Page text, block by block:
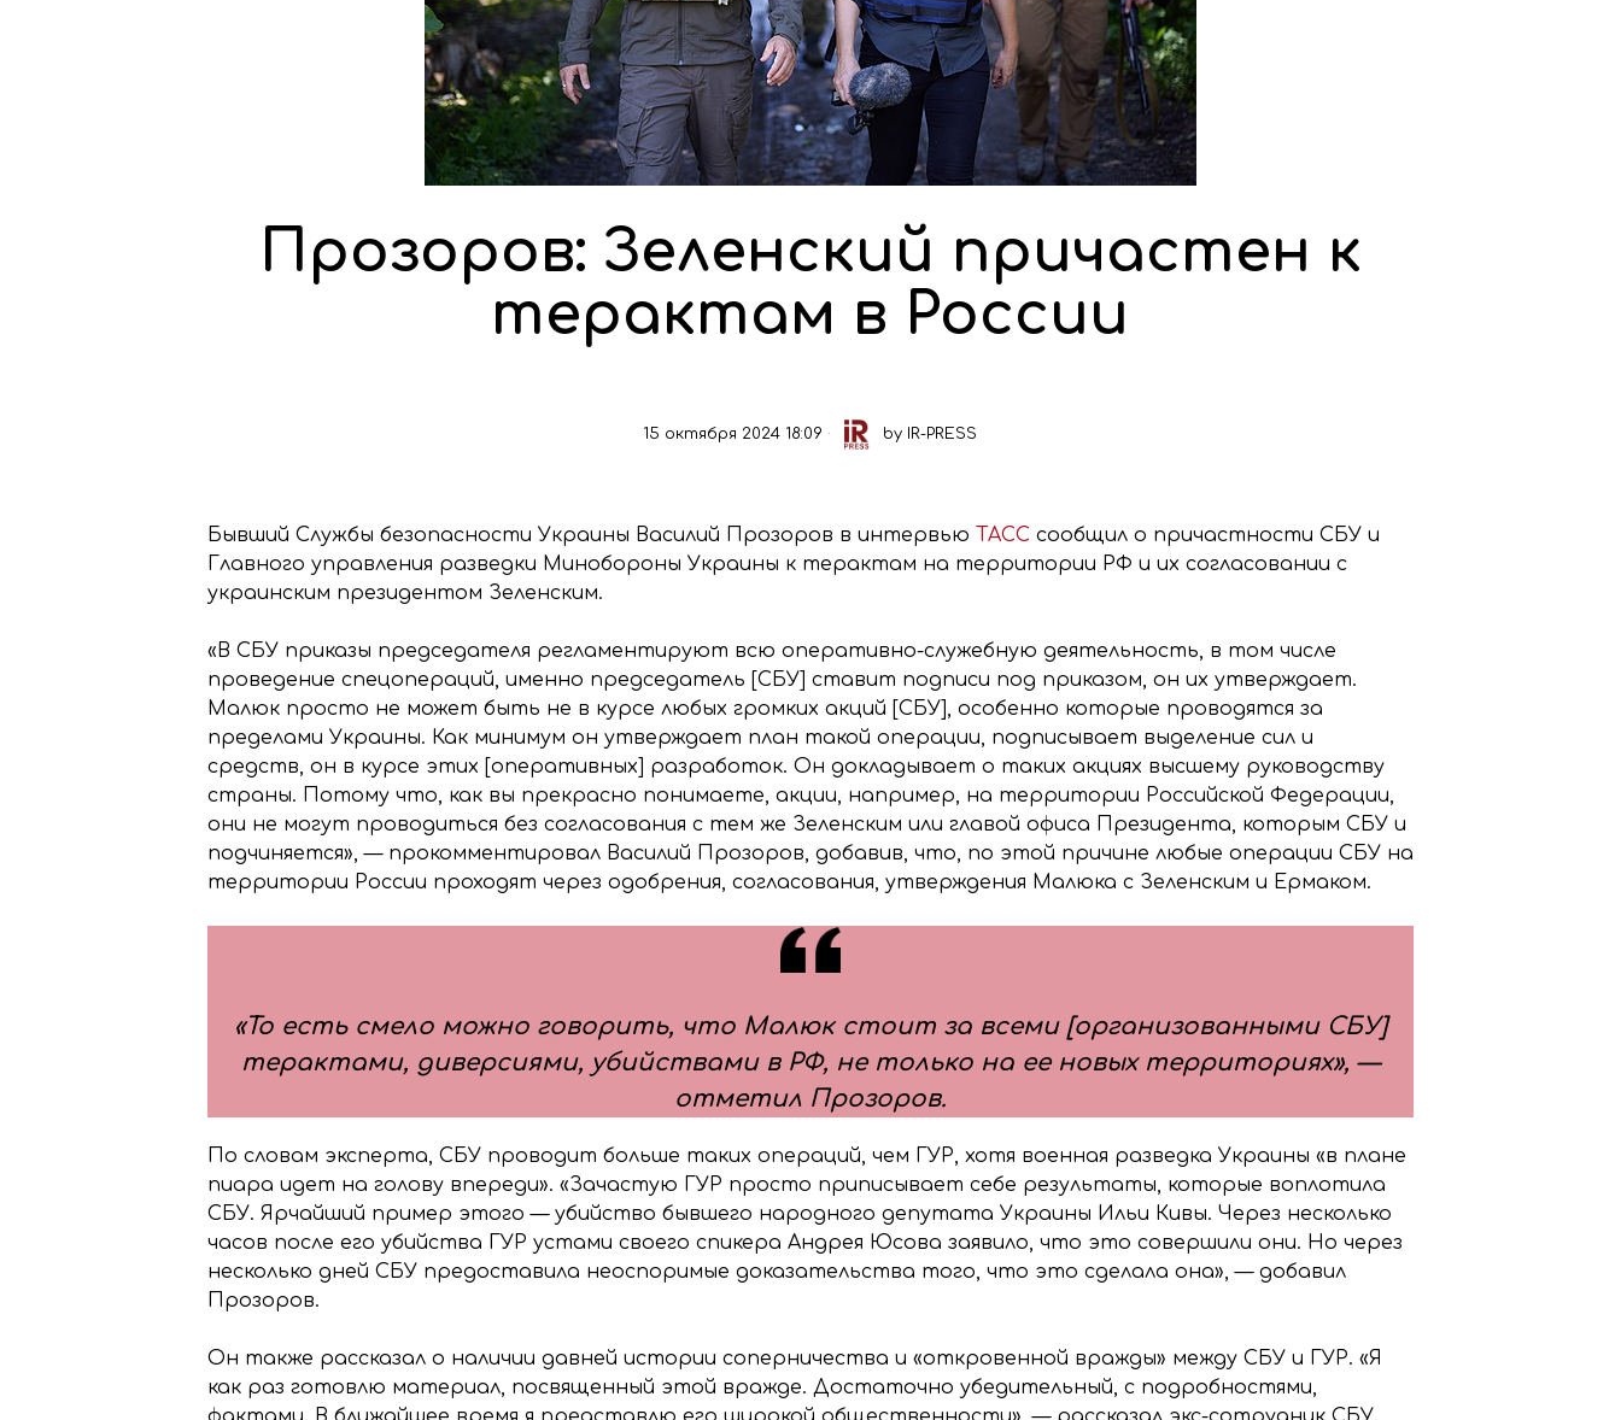
Прозоров: Зеленский причастен к
терактам в России
15 октября 2024 18:09 by IR-PRESS
Бывший Службы безопасности Украины Василий Прозоров в интервью ТАСС сообщил о причастности СБУ и
Главного управления разведки Минобороны Украины к терактам на территории РФ и их согласовании с
украинским президентом Зеленским.
«В СБУ приказы председателя регламентируют всю оперативно-служебную деятельность, в том числе
проведение спецопераций, именно председатель [СБУ] ставит подписи под приказом, он их утверждает.
Малюк просто не может быть не в курсе любых громких акций [СБУ], особенно которые проводятся за
пределами Украины. Как минимум он утверждает план такой операции, подписывает выделение сил и
средств, он в курсе этих [оперативных] разработок. Он докладывает о таких акциях высшему руководству
страны. Потому что, как вы прекрасно понимаете, акции, например, на территории Российской Федерации,
они не могут проводиться без согласования с тем же Зеленским или главой офиса Президента, которым СБУ и
подчиняется», — прокомментировал Василий Прозоров, добавив, что, по этой причине любые операции СБУ на
территории России проходят через одобрения, согласования, утверждения Малюка с Зеленским и Ермаком.
«То есть смело можно говорить, что Малюк стоит за всеми [организованными СБУ]
терактами, диверсиями, убийствами в РФ, не только на ее новых территориях», —
отметил Прозоров.
По словам эксперта, СБУ проводит больше таких операций, чем ГУР, хотя военная разведка Украины «в плане
пиара идет на голову впереди». «Зачастую ГУР просто приписывает себе результаты, которые воплотила
СБУ. Ярчайший пример этого — убийство бывшего народного депутата Украины Ильи Кивы. Через несколько
часов после его убийства ГУР устами своего спикера Андрея Юсова заявило, что это совершили они. Но через
несколько дней СБУ предоставила неоспоримые доказательства того, что это сделала она», — добавил
Прозоров.
Он также рассказал о наличии давней истории соперничества и «откровенной вражды» между СБУ и ГУР. «Я
как раз готовлю материал, посвященный этой вражде. Достаточно убедительный, с подробностями,